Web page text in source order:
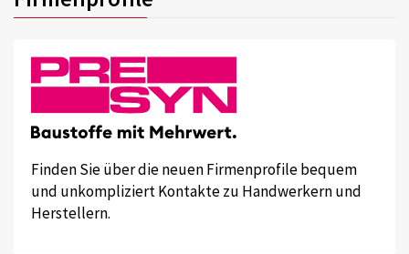
Finden Sie über die neuen Firmenprofile bequem
und unkompliziert Kontakte zu Handwerkern und
Herstellern.